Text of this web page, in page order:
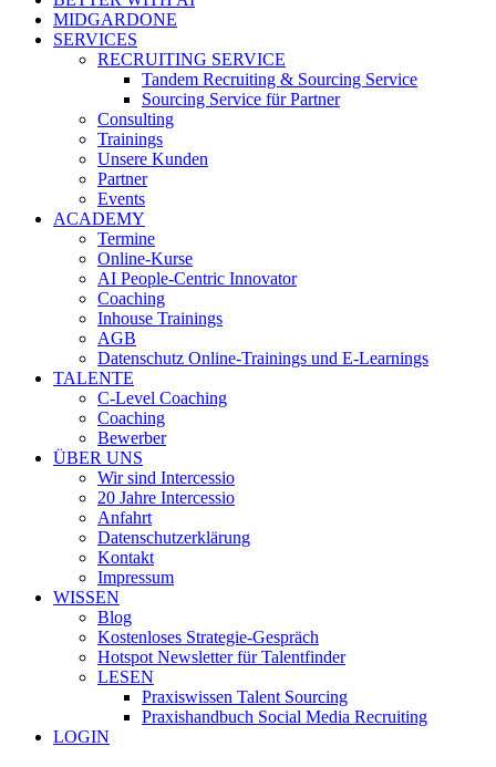
MIDGARDONE
SERVICES
RECRUITING SERVICE
Tandem Recruiting & Sourcing Service
Sourcing Service für Partner
Consulting
Trainings
Unsere Kunden
Partner
Events
ACADEMY
Termine
Online-Kurse
AI People-Centric Innovator
Coaching
Inhouse Trainings
AGB
Datenschutz Online-Trainings und E-Learnings
TALENTE
C-Level Coaching
Coaching
Bewerber
ÜBER UNS
Wir sind Intercessio
20 Jahre Intercessio
Anfahrt
Datenschutzerklärung
Kontakt
Impressum
WISSEN
Blog
Kostenloses Strategie-Gespräch
Hotspot Newsletter für Talentfinder
LESEN
Praxiswissen Talent Sourcing
Praxishandbuch Social Media Recruiting
LOGIN